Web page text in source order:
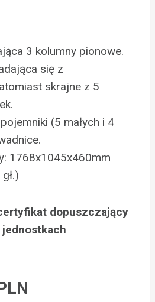
3 kolumny pionowe.
się z
skrajne z 5
(5 małych i 4
1768x1045x460mm
dopuszczający
jednostkach